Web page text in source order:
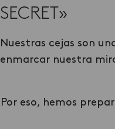
SECRET»
Nuestras cejas son
enmarcar nuestra
Por eso, hemos